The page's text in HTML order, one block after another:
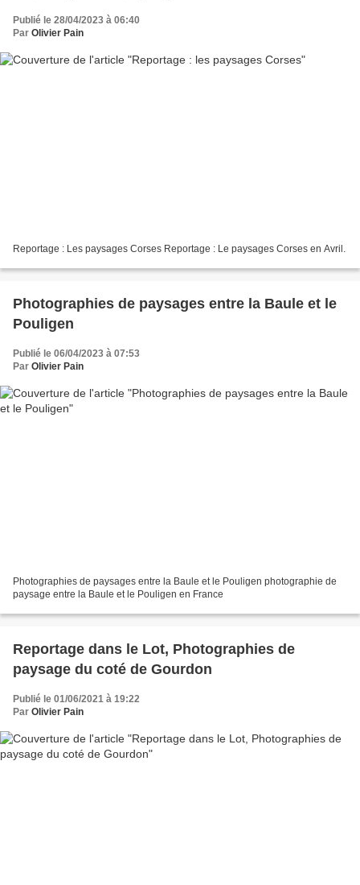
Publié le 28/04/2023 à 06:40
Par Olivier Pain
Reportage : Les paysages Corses Reportage : Le paysages Corses en Avril.
Photographies de paysages entre la Baule et le
Pouligen
Publié le 06/04/2023 à 07:53
Par Olivier Pain
Photographies de paysages entre la Baule et le Pouligen photographie de
paysage entre la Baule et le Pouligen en France
Reportage dans le Lot, Photographies de
paysage du coté de Gourdon
Publié le 01/06/2021 à 19:22
Par Olivier Pain